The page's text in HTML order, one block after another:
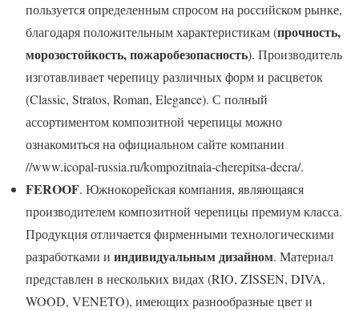
пользуется определенным спросом на российском рынке,
благодаря положительным характеристикам (прочность,
морозостойкость, пожаробезопасность). Производитель
изготавливает черепицу различных форм и расцветок
(Classic, Stratos, Roman, Elegance). С полный
ассортиментом композитной черепицы можно
ознакомиться на официальном сайте компании
//www.icopal-russia.ru/kompozitnaia-cherepitsa-decra/.
FEROOF. Южнокорейская компания, являющаяся
производителем композитной черепицы премиум класса.
Продукция отличается фирменными технологическими
разработками и индивидуальным дизайном. Материал
представлен в нескольких видах (RIO, ZISSEN, DIVA,
WOOD, VENETO), имеющих разнообразные цвет и